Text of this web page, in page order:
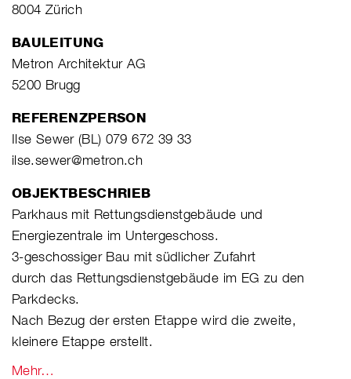
8004 Zürich
BAULEITUNG
Metron Architektur AG
5200 Brugg
REFERENZPERSON
Ilse Sewer (BL) 079 672 39 33
ilse.sewer@metron.ch
OBJEKTBESCHRIEB
Parkhaus mit Rettungsdienstgebäude und
Energiezentrale im Untergeschoss.
3-geschossiger Bau mit südlicher Zufahrt
durch das Rettungsdienstgebäude im EG zu den
Parkdecks.
Nach Bezug der ersten Etappe wird die zweite,
kleinere Etappe erstellt.
Mehr…